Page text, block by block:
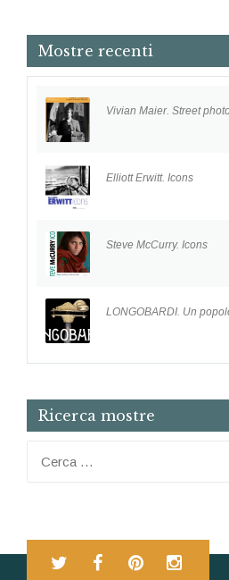
Mostre recenti
Vivian Maier. Street
Elliott Erwitt. Icons
Steve McCurry. Icons
LONGOBARDI. Un
Ricerca mostre